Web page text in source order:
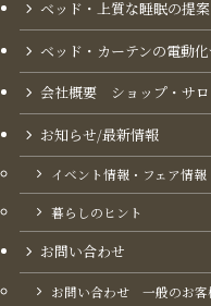
ベッド・上質な睡眠の提案
ベッド・カーテンの電動
会社概要 ショップ・サ
お知らせ/最新情報
イベント情報・フェア情報
暮らしのヒント
お問い合わせ
お問い合わせ 一般のお客